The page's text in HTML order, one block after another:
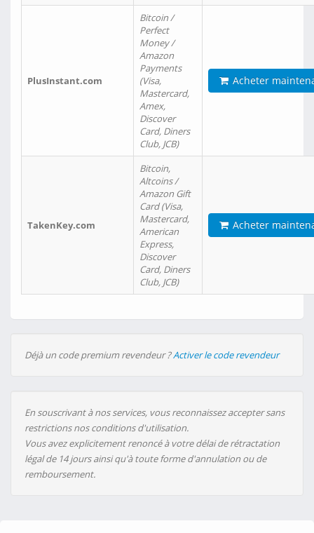
PlusInstant.com
Bitcoin /
Perfect
Money /
Amazon
Payments
(Visa,
Mastercard,
Amex,
Discover
Card, Diners
Club, JCB)
Acheter
TakenKey.com
Bitcoin,
Altcoins /
Amazon Gift
Card (Visa,
Mastercard,
American
Express,
Discover
Card, Diners
Club, JCB)
Acheter
Déjà un code premium revendeur ?Activer le code revendeur
En souscrivant à nos services, vous reconnaissez accepter sans
restrictions nos conditions d'utilisation.
Vous avez explicitement renoncé à votre délai de rétractation
légal de 14 jours ainsi qu'à toute forme d'annulation ou de
remboursement.